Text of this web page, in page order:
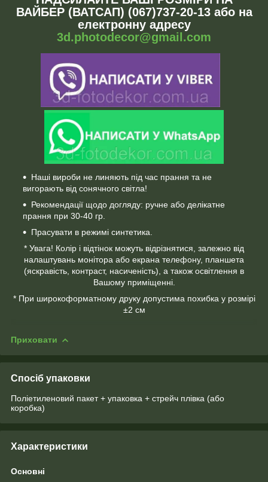
ВАЙБЕР (ВАТСАП) (067)737-20-13 або на
електронну адресу
3d.photodecor@gmail.com
Наші вироби не линяють під час прання та не
вигорають від сонячного світла!
Рекомендації щодо догляду: ручне або делікатне
прання при 30-40 гр.
Прасувати в режимі синтетика.
* Увага! Колір і відтінок можуть відрізнятися, залежно від
налаштувань монітора або екрана телефону, планшета
(яскравість, контраст, насиченість), а також освітлення в
Вашому приміщенні.
* При широкоформатному друку допустима похибка у розмірі
±2 см
Приховати
Спосіб упаковки
Поліетиленовий пакет + упаковка + стрейч плівка (або
коробка)
Характеристики
Основні